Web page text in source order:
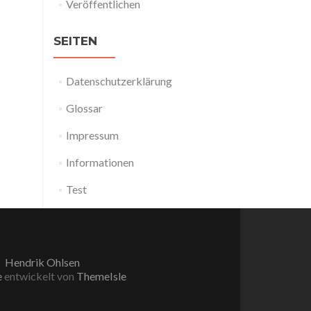
Veröffentlichen
SEITEN
Datenschutzerklärung
Glossar
Impressum
Informationen
Test
Hendrik Ohlsen
entwickelt von ThemeIsle